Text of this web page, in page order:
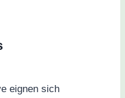
eignen sich